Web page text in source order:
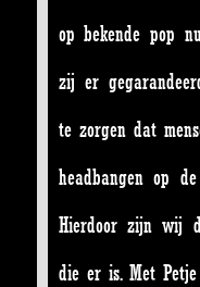
op bekende pop
zij er
te zorgen dat
headbangen op
Hierdoor zijn wij
die er is. Met